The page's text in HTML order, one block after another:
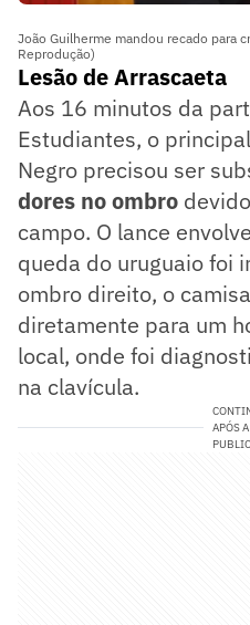
João Guilherme mandou recado para
Reprodução)
Lesão de Arrascaeta
Aos 16 minutos da
Estudiantes, o
Negro precisou ser
dores no ombro
campo. O lance
queda do uruguaio foi
ombro direito, o
diretamente para um
local, onde foi
na clavícula.
APÓS A